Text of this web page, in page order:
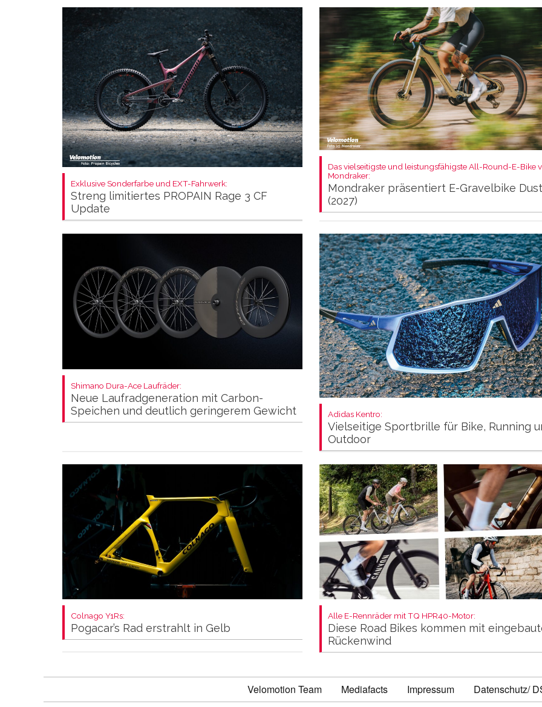
Exklusive Sonderfarbe und EXT-Fahrwerk:
Streng limitiertes PROPAIN Rage 3 CF
Update
Das vielseitigste und leistungsfähigste All-Round-E-Bike
Mondraker:
Mondraker präsentiert E-Gravelbike
(2027)
Shimano Dura-Ace Laufräder:
Neue Laufradgeneration mit Carbon-
Speichen und deutlich geringerem Gewicht
Adidas Kentro:
Vielseitige Sportbrille für Bike, Running
Outdoor
Colnago Y1Rs:
Pogacar’s Rad erstrahlt in Gelb
Alle E-Rennräder mit TQ HPR40-Motor:
Diese Road Bikes kommen mit
Rückenwind
Velomotion Team Mediafacts Impressum Datenschutz/